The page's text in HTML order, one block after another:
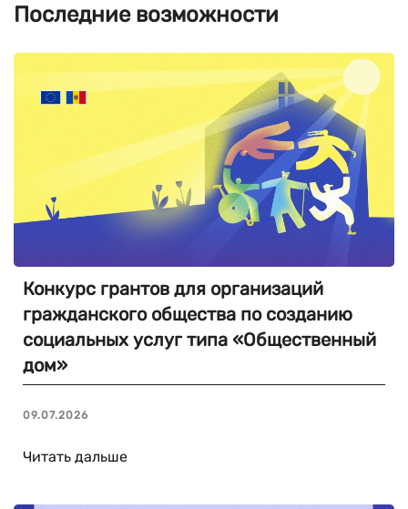
Последние возможности
Конкурс грантов для организаций
гражданского общества по созданию
социальных услуг типа «Общественный
дом»
09.07.2026
Читать дальше